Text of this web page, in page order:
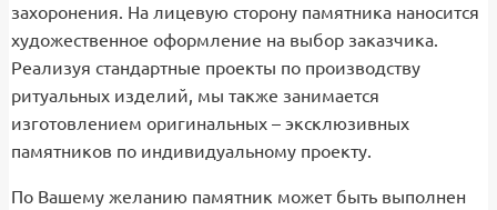
захоронения. На лицевую сторону памятника наносится
художественное оформление на выбор заказчика.
Реализуя стандартные проекты по производству
ритуальных изделий, мы также занимается
изготовлением оригинальных – эксклюзивных
памятников по индивидуальному проекту.
По Вашему желанию памятник может быть выполнен